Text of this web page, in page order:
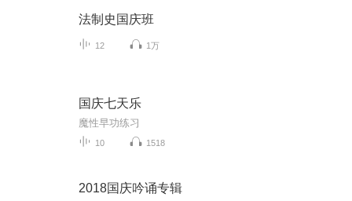
法制史国庆班
12 1万
国庆七天乐
魔性早功练习
10 1518
2018国庆吟诵专辑